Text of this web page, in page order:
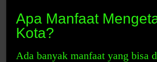
Apa Manfaat
Kota?
Ada banyak manfaat yang bisa